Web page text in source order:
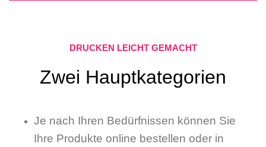
DRUCKEN LEICHT GEMACHT
Zwei Hauptkategorien
Je nach Ihren Bedürfnissen können Sie
Ihre Produkte online bestellen oder in